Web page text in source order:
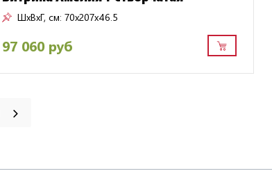
ШxВxГ, см: 70x207x46.5
97 060 руб